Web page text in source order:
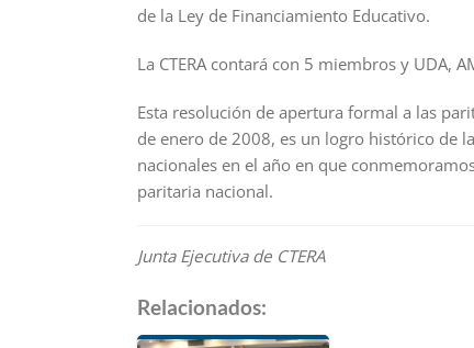
de la Ley de Financiamiento Educativo.
La CTERA contará con 5 miembros y UDA,
Esta resolución de apertura formal a las
de enero de 2008, es un logro histórico de
nacionales en el año en que
paritaria nacional.
Junta Ejecutiva de CTERA
Relacionados: